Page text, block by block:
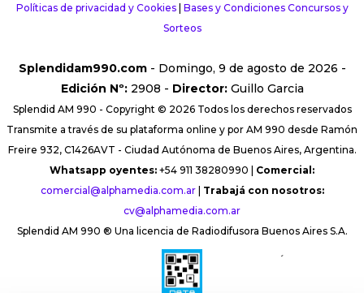
Políticas de privacidad y Cookies| Bases y Condiciones Concursos y
Sorteos
Splendidam990.com- Domingo, 9 de agosto de 2026 -
Edición Nº:2908 - Director:Guillo Garcia
Splendid AM 990 - Copyright © 2026 Todos los derechos reservados
Transmite a través de su plataforma online y por AM 990 desde Ramón
Freire 932, C1426AVT - Ciudad Autónoma de Buenos Aires, Argentina.
Whatsapp oyentes: +54 911 38280990 | Comercial:
comercial@alphamedia.com.ar| Trabajá con nosotros:
cv@alphamedia.com.ar
Splendid AM 990 ® Una licencia de Radiodifusora Buenos Aires S.A.
´